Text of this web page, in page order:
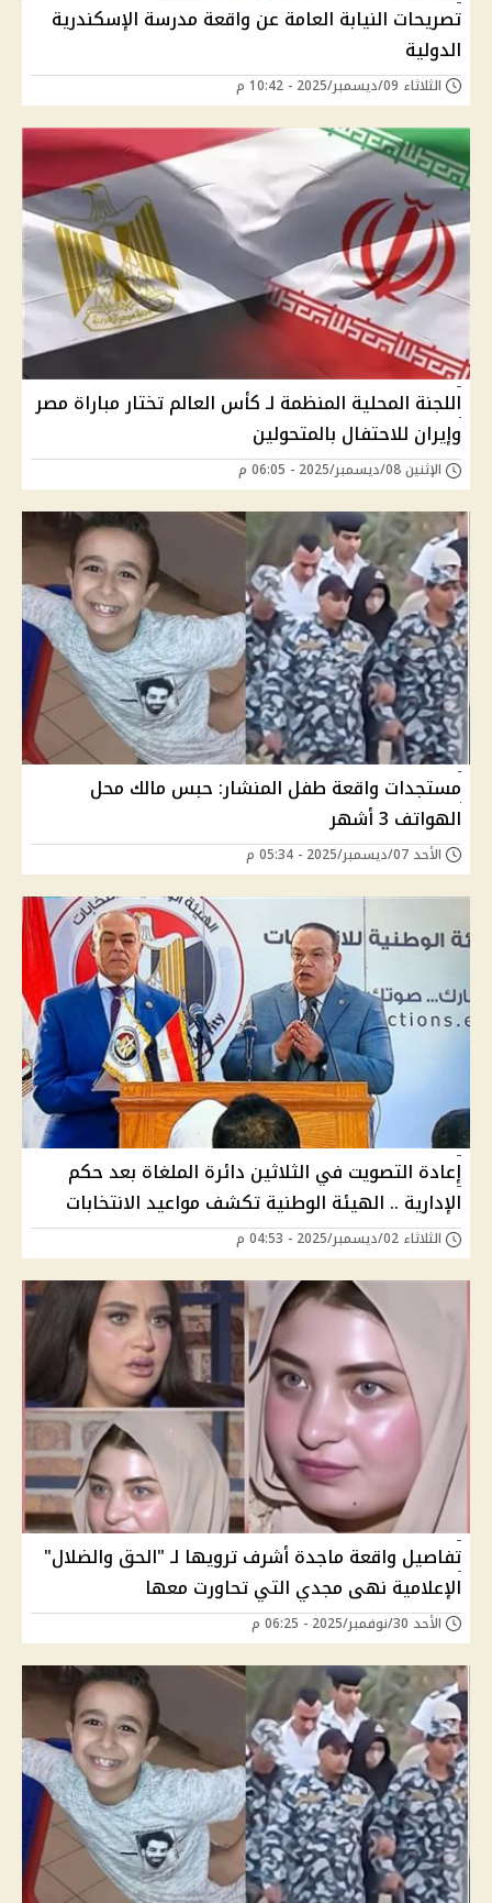
تصريحات النيابة العامة عن واقعة مدرسة الإسكندرية
الدولية
الثلاثاء 09/ديسمبر/2025 - 10:42 م
اللجنة المحلية المنظمة لـ كأس العالم تختار مباراة مصر
وإيران للاحتفال بالمتحولين
الإثنين 08/ديسمبر/2025 - 06:05 م
مستجدات واقعة طفل المنشار: حبس مالك محل
الهواتف 3 أشهر
الأحد 07/ديسمبر/2025 - 05:34 م
إعادة التصويت في الثلاثين دائرة الملغاة بعد حكم
الإدارية .. الهيئة الوطنية تكشف مواعيد الانتخابات
الثلاثاء 02/ديسمبر/2025 - 04:53 م
تفاصيل واقعة ماجدة أشرف ترويها لـ "الحق والضلال"
الإعلامية نهى مجدي التي تحاورت معها
الأحد 30/نوفمبر/2025 - 06:25 م